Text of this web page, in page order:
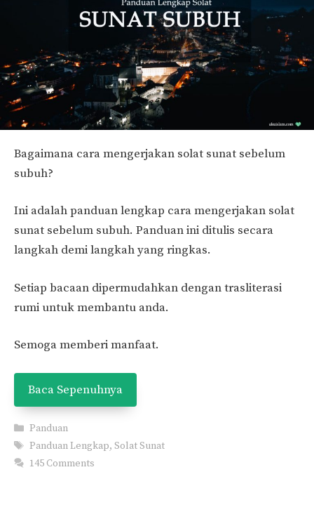
Bagaimana cara mengerjakan solat sunat sebelum
subuh?
Ini adalah panduan lengkap cara mengerjakan solat
sunat sebelum subuh. Panduan ini ditulis secara
langkah demi langkah yang ringkas.
Setiap bacaan dipermudahkan dengan trasliterasi
rumi untuk membantu anda.
Semoga memberi manfaat.
Baca Sepenuhnya
Categories
Panduan
Tags
Panduan Lengkap, Solat Sunat
145 Comments